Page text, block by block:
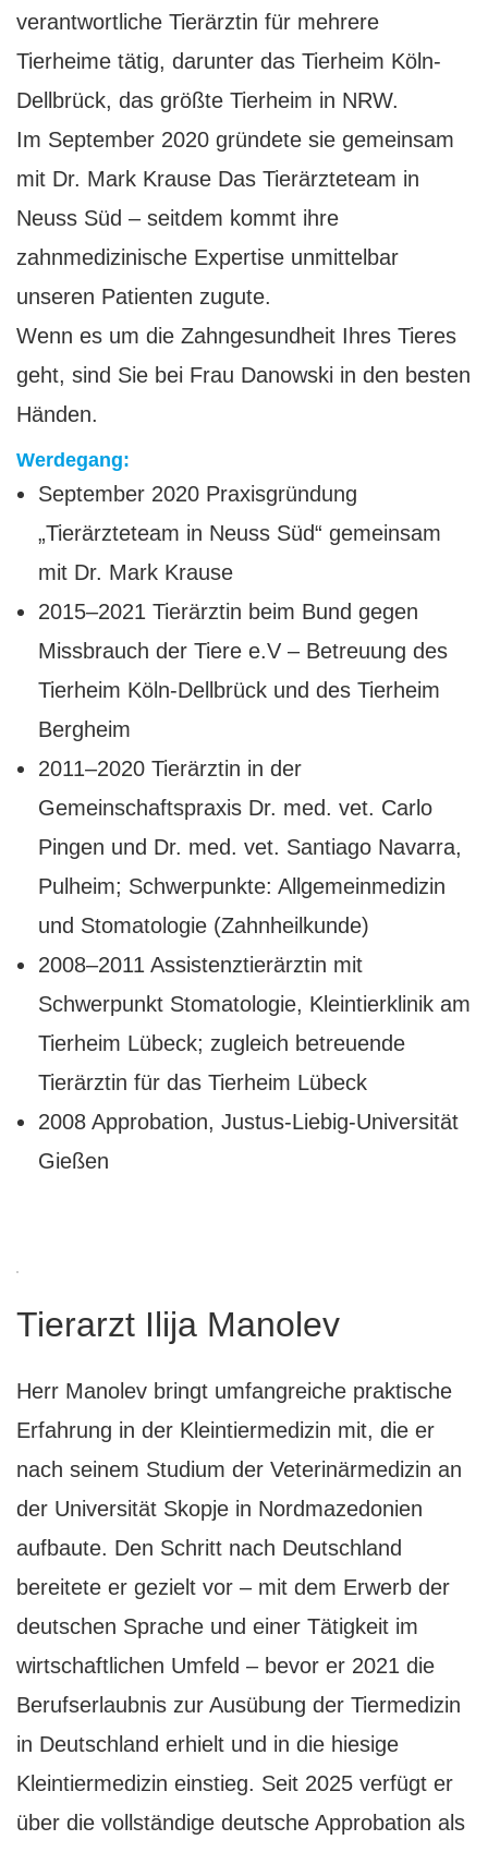
verantwortliche Tierärztin für mehrere
Tierheime tätig, darunter das Tierheim Köln-
Dellbrück, das größte Tierheim in NRW.
Im September 2020 gründete sie gemeinsam
mit Dr. Mark Krause Das Tierärzteteam in
Neuss Süd – seitdem kommt ihre
zahnmedizinische Expertise unmittelbar
unseren Patienten zugute.
Wenn es um die Zahngesundheit Ihres Tieres
geht, sind Sie bei Frau Danowski in den besten
Händen.
Werdegang:
September 2020 Praxisgründung
„Tierärzteteam in Neuss Süd“ gemeinsam
mit Dr. Mark Krause
2015–2021 Tierärztin beim Bund gegen
Missbrauch der Tiere e.V – Betreuung des
Tierheim Köln-Dellbrück und des Tierheim
Bergheim
2011–2020 Tierärztin in der
Gemeinschaftspraxis Dr. med. vet. Carlo
Pingen und Dr. med. vet. Santiago Navarra,
Pulheim; Schwerpunkte: Allgemeinmedizin
und Stomatologie (Zahnheilkunde)
2008–2011 Assistenztierärztin mit
Schwerpunkt Stomatologie, Kleintierklinik am
Tierheim Lübeck; zugleich betreuende
Tierärztin für das Tierheim Lübeck
2008 Approbation, Justus-Liebig-Universität
Gießen
Tierarzt Ilija Manolev
Herr Manolev bringt umfangreiche praktische
Erfahrung in der Kleintiermedizin mit, die er
nach seinem Studium der Veterinärmedizin an
der Universität Skopje in Nordmazedonien
aufbaute. Den Schritt nach Deutschland
bereitete er gezielt vor – mit dem Erwerb der
deutschen Sprache und einer Tätigkeit im
wirtschaftlichen Umfeld – bevor er 2021 die
Berufserlaubnis zur Ausübung der Tiermedizin
in Deutschland erhielt und in die hiesige
Kleintiermedizin einstieg. Seit 2025 verfügt er
über die vollständige deutsche Approbation als